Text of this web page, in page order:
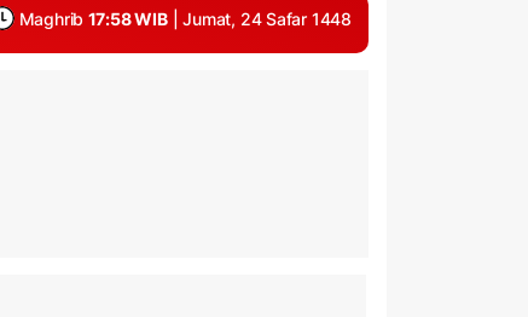
Maghrib 17:58 WIB | Jumat, 24 Safar 1448